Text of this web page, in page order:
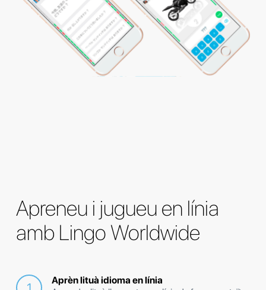
Apreneu i jugueu en línia
amb Lingo Worldwide
Aprèn lituà idioma en línia